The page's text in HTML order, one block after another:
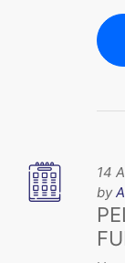
14
by